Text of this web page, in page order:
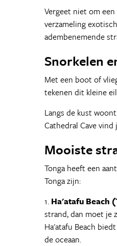
Vergeet niet om
verzameling
adembenemende
Snorkelen
Met een boot of
tekenen dit kleine
Langs de kust
Cathedral Cave
Mooiste
Tonga heeft een
Tonga zijn:
1. Ha'atafu Beach
strand, dan moet je
Ha'atafu Beach
de oceaan.